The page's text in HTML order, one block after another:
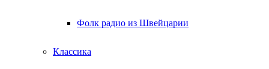
Фолк радио из Швейцарии
Классика